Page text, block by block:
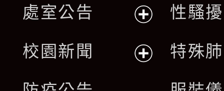
處室公告
開
校園新聞
性騷
特殊